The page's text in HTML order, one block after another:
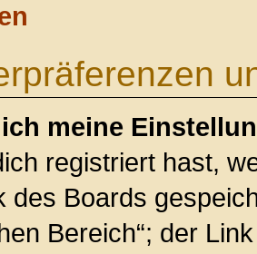
meine
registriert hast,
des Boards
Bereich“; der